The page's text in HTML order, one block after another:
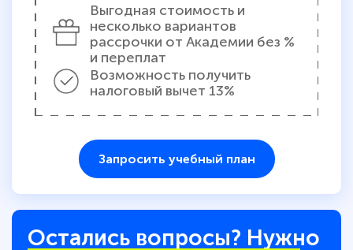
Выгодная стоимость и
несколько вариантов
рассрочки от Академии без %
и переплат
Возможность получить
налоговый вычет 13%
Запросить учебный план
Остались вопросы? Нужно